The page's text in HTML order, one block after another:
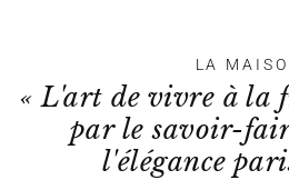
LA
« L'art de vivre à la
par le savoir-
l'élégance